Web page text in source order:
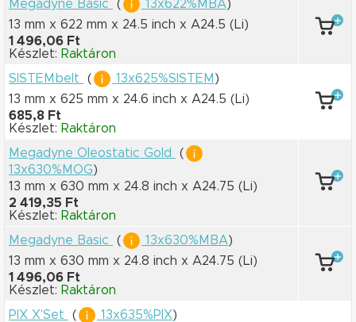
Megadyne Basic
( 13x622%MBA)
13 mm x 622 mm x 24.5 inch x A24.5 (Li)
1 496,06 Ft
Készlet: Raktáron
SISTEMbelt
( 13x625%SISTEM )
13 mm x 625 mm x 24.6 inch x A24.5 (Li)
685,8 Ft
Készlet: Raktáron
Megadyne Oleostatic Gold
(
13x630%MOG)
13 mm x 630 mm x 24.8 inch x A24.75 (Li)
2 419,35 Ft
Készlet: Raktáron
Megadyne Basic
( 13x630%MBA)
13 mm x 630 mm x 24.8 inch x A24.75 (Li)
1 496,06 Ft
Készlet: Raktáron
PIX X'Set
( 13x635%PIX)